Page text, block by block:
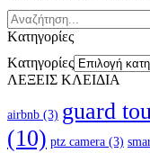
Kατηγορίες
Kατηγορίες
ΛΕΞΕΙΣ ΚΛΕΙΔΙΑ
airbnb (3) guard
(10) ptz camera (3)